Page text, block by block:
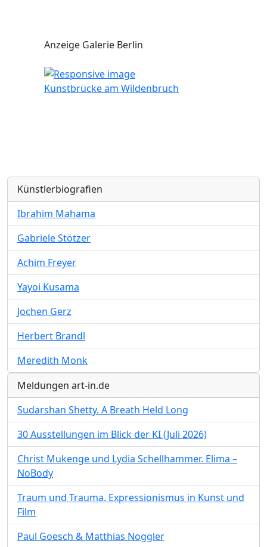
Anzeige Galerie Berlin
Kunstbrücke am Wildenbruch
Künstlerbiografien
Ibrahim Mahama
Gabriele Stötzer
Achim Freyer
Yayoi Kusama
Jochen Gerz
Herbert Brandl
Meredith Monk
Meldungen art-in.de
Sudarshan Shetty. A Breath Held Long
30 Ausstellungen im Blick der KI (Juli 2026)
Christ Mukenge und Lydia Schellhammer. Elima –
NoBody
Traum und Trauma. Expressionismus in Kunst und
Film
Paul Goesch & Matthias Noggler